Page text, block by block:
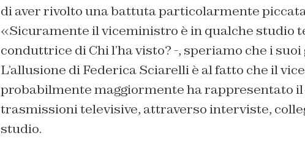
di aver rivolto una battuta particolarmente
«Sicuramente il viceministro è in qualche studio
conduttrice di Chi l’ha visto? -, speriamo che i
L’allusione di Federica Sciarelli è al fatto che il
probabilmente maggiormente ha rappresentato il
trasmissioni televisive, attraverso interviste,
studio.